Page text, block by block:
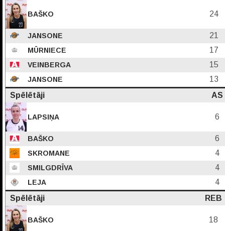
BAŠKO 24
JANSONE 21
MŪRNIECE 17
VEINBERGA 15
JANSONE
13
Spēlētāji
AS
LAPSIŅA 6
BAŠKO 6
SKROMANE 4
SMILGDRĪVA 4
LEJA
4
Spēlētāji
REB
BAŠKO 18